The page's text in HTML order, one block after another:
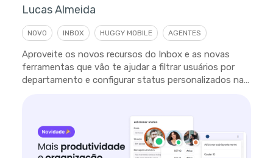
Lucas Almeida
NOVO INBOX HUGGY MOBILE AGENTES
Aproveite os novos recursos do Inbox e as novas
ferramentas que vão te ajudar a filtrar usuários por
departamento e configurar status personalizados na